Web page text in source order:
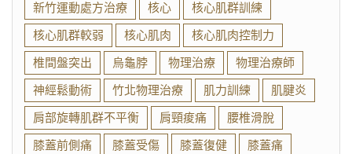
新竹運動處方治療
核心
核心肌群訓練
核心肌群較弱
核心肌肉
核心肌肉控制力
椎間盤突出
烏龜脖 物理治療
物理治療師
神經鬆動術
竹北物理治療 肌力訓練
肌腱炎
肩部旋轉肌群不平衡
肩頸痠痛
腰椎滑脫
膝蓋前側痛
膝蓋受傷 膝蓋復健
膝蓋痛